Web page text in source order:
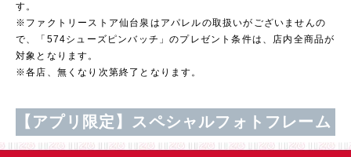
す。
※ファクトリーストア仙台泉はアパレルの取扱いがございませんの
で、「574シューズピンバッチ」のプレゼント条件は、店内全商品が
対象となります。
※各店、無くなり次第終了となります。
【アプリ限定】スペシャルフォトフレーム